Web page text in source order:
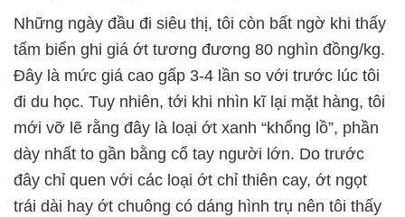
Những ngày đầu đi siêu thị, tôi còn bất ngờ khi thấy
tấm biển ghi giá ớt tương đương 80 nghìn đồng/kg.
Đây là mức giá cao gấp 3-4 lần so với trước lúc tôi
đi du học. Tuy nhiên, tới khi nhìn kĩ lại mặt hàng, tôi
mới vỡ lẽ rằng đây là loại ớt xanh “khổng lồ”, phần
dày nhất to gần bằng cổ tay người lớn. Do trước
đây chỉ quen với các loại ớt chỉ thiên cay, ớt ngọt
trái dài hay ớt chuông có dáng hình trụ nên tôi thấy